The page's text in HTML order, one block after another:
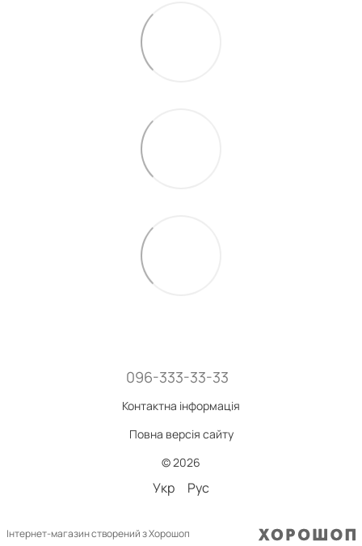
096-333-33-33
Контактна інформація
Повна версія сайту
© 2026
Укр Рус
Інтернет-магазин створений з Хорошоп